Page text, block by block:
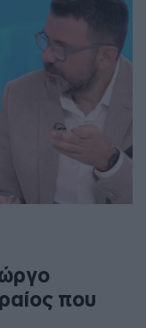
που